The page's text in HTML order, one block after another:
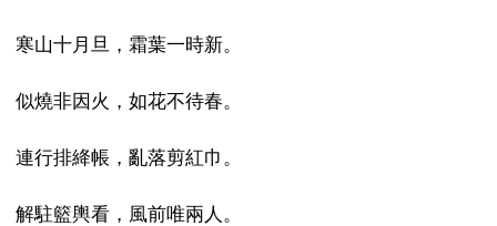
寒山十月旦，霜葉一時新。
似燒非因火，如花不待春。
連行排絳帳，亂落剪紅巾。
解駐籃輿看，風前唯兩人。